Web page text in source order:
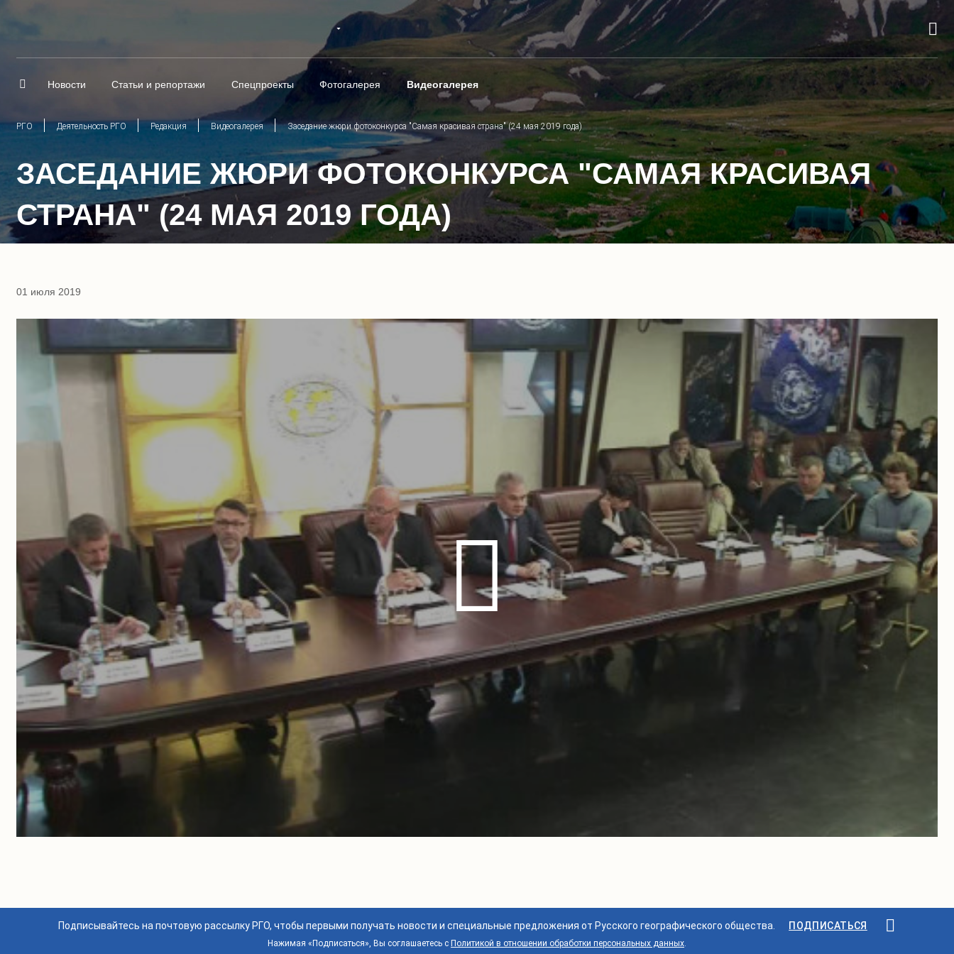
Новости Статьи и репортажи Спецпроекты Фотогалерея Видеогалерея
РГО Деятельность РГО Редакция Видеогалерея Заседание жюри фотоконкурса "Самая красивая страна" (24 мая 2019 года)
ЗАСЕДАНИЕ ЖЮРИ ФОТОКОНКУРСА "САМАЯ КРАСИВАЯ
СТРАНА" (24 МАЯ 2019 ГОДА)
01 июля 2019
Подписывайтесь на почтовую рассылку РГО, чтобы первыми получать новости и специальные предложения от Русского географического общества. ПОДПИСАТЬСЯ
Нажимая «Подписаться», Вы соглашаетесь с Политикой в отношении обработки персональных данных.